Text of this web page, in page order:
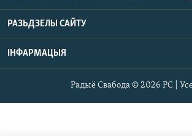
РАЗЬДЗЕЛЫ САЙТУ
ІНФАРМАЦЫЯ
Радыё Свабода © 2026 РС |